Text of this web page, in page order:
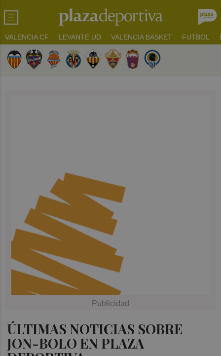
VALENCIA CF LEVANTE UD VALENCIA BASKET FUTBOL
ÚLTIMAS NOTICIAS SOBRE
JON-BOLO EN PLAZA